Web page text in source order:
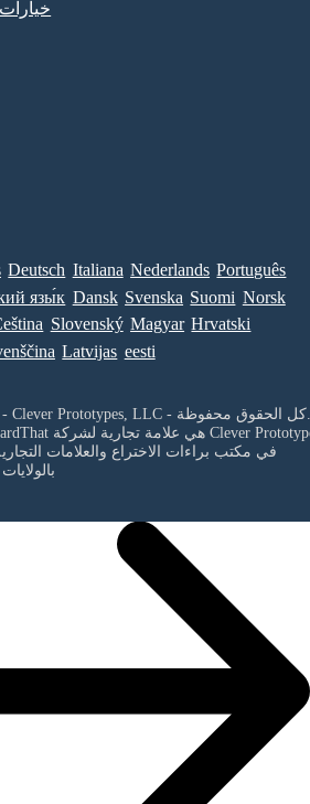
Deutsch Italiana Nederlands Português
язы́к Dansk Svenska Suomi Norsk
Slovenský Magyar Hrvatski
Latvijas eesti
© 2026 - Clever Prototypes, LLC - كل الحقوق محفوظة.
StoryboardThat هي علامة تجارية لشركة Clever